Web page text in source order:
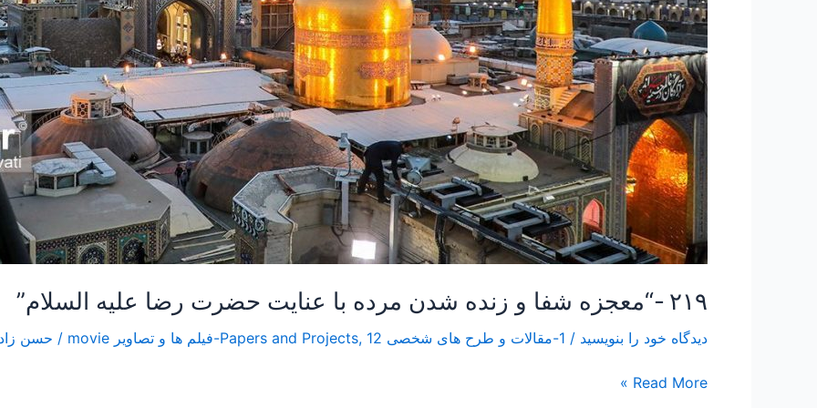
۲۱۹ -“معجزه شفا و زنده شدن مرده با عنایت حضرت رضا علیه السلام”
دیدگاه‌ خود را بنویسید / 1-مقالات و طرح های شخصی Papers and Projects , 12-فیلم ها و تصاویر movie / حسن
Read More »